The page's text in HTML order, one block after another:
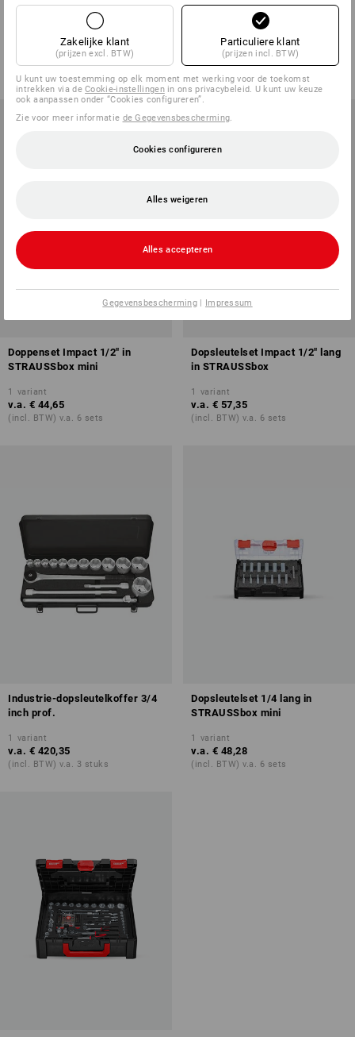
Dopsleutelset lockfix 1/4 in
STRAUSSbox mini
€ 66,43
Dopsleutelset 1/2" lang in
STRAUSSbox 118 midi
variant
€ 87,00
Doppenset Impact 1/2" in
STRAUSSbox mini
1 variant
v.a. € 44,65
(incl. BTW) v.a. 6 sets
Dopsleutelset Impact 1/2" lang
in STRAUSSbox
1 variant
v.a. € 57,35
(incl. BTW) v.a. 6 sets
Industrie-dopsleutelkoffer 3/4
inch prof.
1 variant
v.a. € 420,35
(incl. BTW) v.a. 3 stuks
Dopsleutelset 1/4 lang in
STRAUSSbox mini
1 variant
v.a. € 48,28
(incl. BTW) v.a. 6 sets
Zakelijke klant
(prijzen excl. BTW)
Particuliere klant
(prijzen incl. BTW)
U kunt uw toestemming op elk moment met werking voor de toekomst
intrekken via deCookie-instellingenin ons privacybeleid. U kunt uw keuze
ook aanpassen onder “Cookies configureren”.
Zie voor meer informatie de Gegevensbescherming
Cookies configureren
Alles weigeren
Alles accepteren
Gegevensbescherming | Impressum